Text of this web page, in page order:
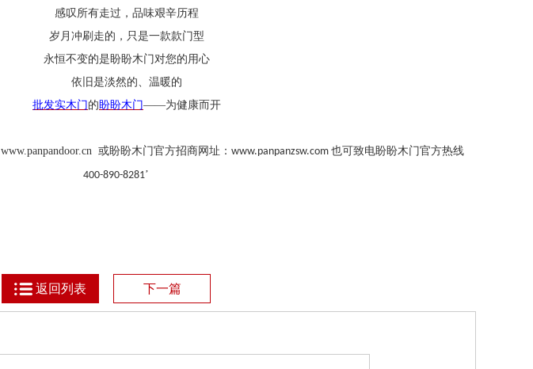
感叹所有走过，品味艰辛历程
岁月冲刷走的，只是一款款门型
永恒不变的是盼盼木门对您的用心
依旧是淡然的、温暖的
批发实木门 的盼盼木门——为健康而开
www.panpandoor.cn 或盼盼木门官方招商网址： www.panpanzsw.com 也可致电盼盼木门官方热线
400-890-8281’
返回列表 下一篇